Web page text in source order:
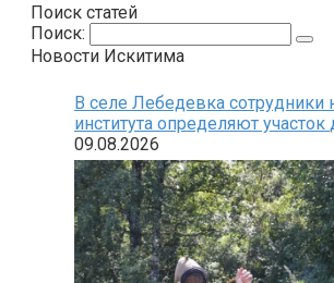
Поиск статей
Поиск:
Новости Искитима
В селе Лебедевка сотрудники
09.08.2026